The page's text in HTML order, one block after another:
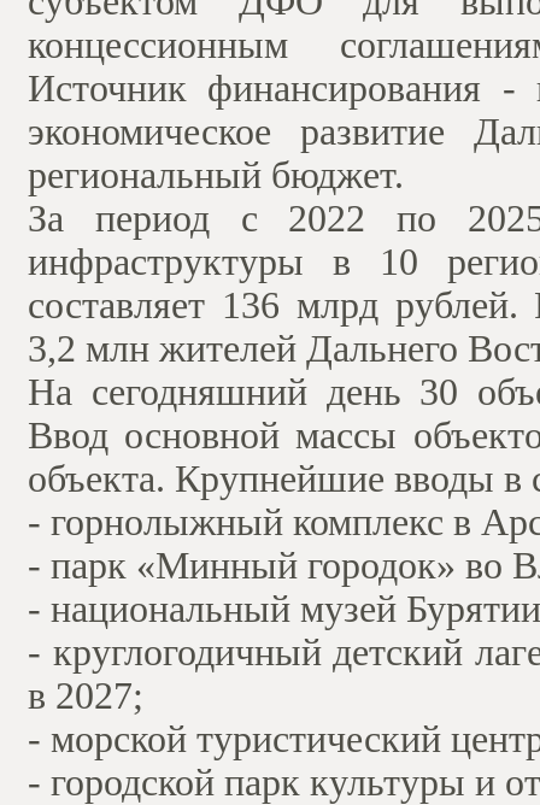
концессионным
Источник финансирования -
экономическое развитие
региональный бюджет.
За период с 2022 по 2025
инфраструктуры в 10
составляет 136 млрд рублей.
3,2 млн жителей Дальнего
На сегодняшний день 30
Ввод основной массы
объекта. Крупнейшие вводы в
- горнолыжный комплекс в
- парк «Минный городок» во
- национальный музей
- круглогодичный детский
в 2027;
- морской туристический
- городской парк культуры и